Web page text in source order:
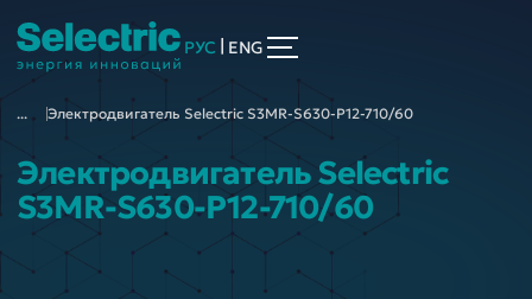
РУС ENG
... Электродвигатель Selectric S3MR-S630-P12-710/60
Электродвигатель Selectric
S3MR-S630-P12-710/60